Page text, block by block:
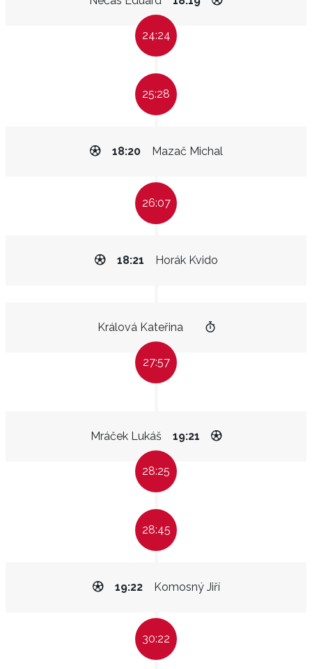
24:24
25:28
Mazač Michal
18:20
26:07
Horák Kvido
18:21
Králová Kateřina
27:57
Mráček Lukáš 19:21
28:25
28:45
Komosný Jiří
19:22
30:22